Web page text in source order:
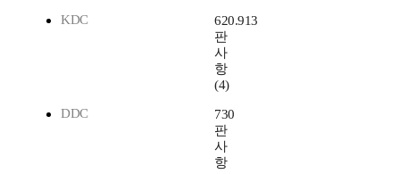
KDC
620.913
판
사
항
(4)
DDC
730
판
사
항